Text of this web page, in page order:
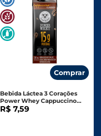
Comprar
Bebida Láctea 3 Corações
Power Whey Cappuccino
Classico - 250ml
R$ 7,59